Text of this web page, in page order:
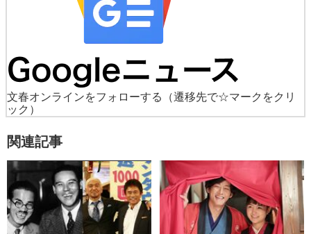
文春オンラインをフォローする
（遷移先で☆マークをクリ
ック）
関連記事